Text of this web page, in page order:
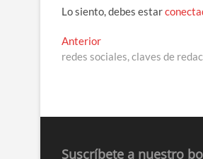
Lo siento, debes estar
Navegación
de
AnteriorEntrada
anterior:
redes sociales, claves de
Suscríbete a nuestro